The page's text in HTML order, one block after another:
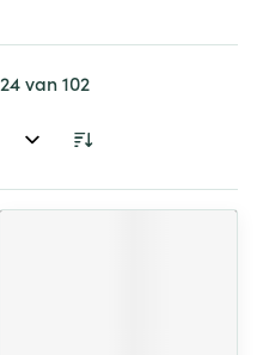
24van102